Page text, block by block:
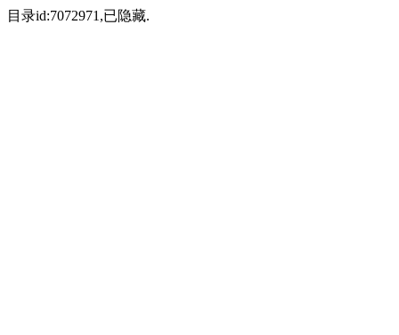
目录id:7072971,已隐藏.